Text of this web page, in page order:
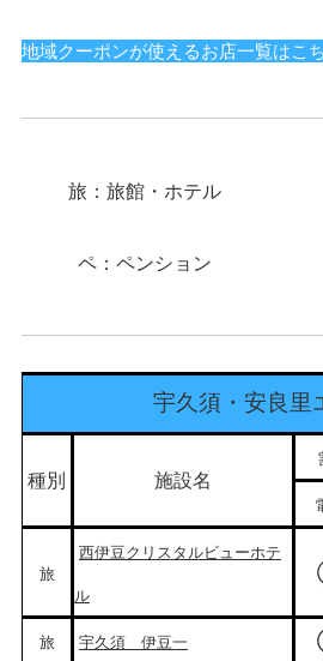
地域クーポンが使えるお店一覧はこ
旅：旅館・ホテル
ペ：ペンション
宇久須・安良里
種別 施設名
旅
西伊豆クリスタルビューホテ
ル
旅 宇久須 伊豆一